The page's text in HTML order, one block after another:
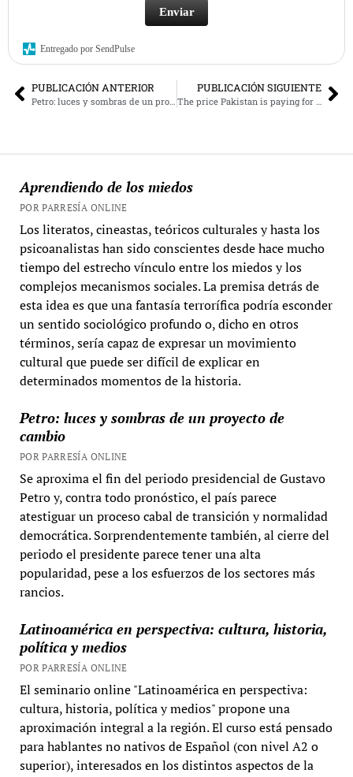
Aprendiendo de los miedos
POR PARRESÍA ONLINE
Los literatos, cineastas, teóricos culturales y hasta los
psicoanalistas han sido conscientes desde hace mucho
tiempo del estrecho vínculo entre los miedos y los
complejos mecanismos sociales. La premisa detrás de
esta idea es que una fantasía terrorífica podría esconder
un sentido sociológico profundo o, dicho en otros
términos, sería capaz de expresar un movimiento
cultural que puede ser difícil de explicar en
determinados momentos de la historia.
Petro: luces y sombras de un proyecto de
cambio
POR PARRESÍA ONLINE
Se aproxima el fin del periodo presidencial de Gustavo
Petro y, contra todo pronóstico, el país parece
atestiguar un proceso cabal de transición y normalidad
democrática. Sorprendentemente también, al cierre del
periodo el presidente parece tener una alta
popularidad, pese a los esfuerzos de los sectores más
rancios.
Latinoamérica en perspectiva: cultura, historia,
política y medios
POR PARRESÍA ONLINE
El seminario online "Latinoamérica en perspectiva:
cultura, historia, política y medios" propone una
aproximación integral a la región. El curso está pensado
para hablantes no nativos de Español (con nivel A2 o
superior), interesados en los distintos aspectos de la
Enviar
Entregado por SendPulse
PUBLICACIÓN ANTERIOR PUBLICACIÓN SIGUIENTE